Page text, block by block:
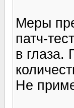
Меры
патч-
в глаза.
Не